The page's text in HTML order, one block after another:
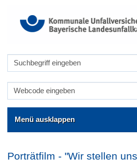
Menü ausklappen
Porträtfilm - "Wir stellen